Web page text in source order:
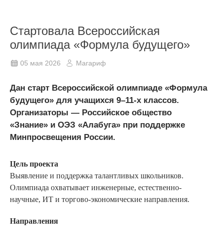
Стартовала Всероссийская
олимпиада «Формула будущего»
05 мая 2026 Магариф
Дан старт Всероссийской олимпиаде «Формула
будущего» для учащихся 9–11-х классов.
Организаторы — Российское общество
«Знание» и ОЭЗ «Алабуга» при поддержке
Минпросвещения России.
Цель проекта
Выявление и поддержка талантливых школьников.
Олимпиада охватывает инженерные, естественно-
научные, ИТ и торгово-экономические направления.
Направления